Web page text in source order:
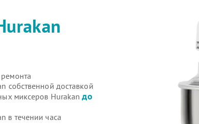
собственной доставкой
миксеров Hurakanдо
в течении часа